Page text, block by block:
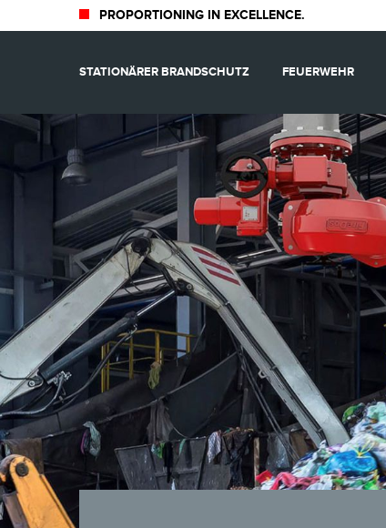
PROPORTIONING IN EXCELLENCE.
STATIONÄRER BRANDSCHUTZ FEUERWEHR